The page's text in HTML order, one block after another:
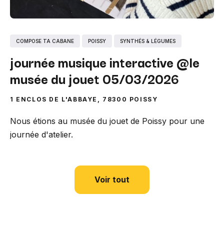
COMPOSE TA CABANE POISSY SYNTHÉS & LÉGUMES
journée musique interactive @le
musée du jouet 05/03/2026
1 ENCLOS DE L'ABBAYE, 78300 POISSY
Nous étions au musée du jouet de Poissy pour une
journée d'atelier.
Voir tout